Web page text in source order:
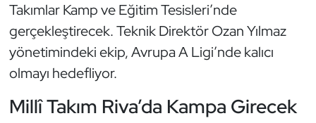
Takımlar Kamp ve Eğitim Tesisleri’nde
gerçekleştirecek. Teknik Direktör Ozan Yılmaz
yönetimindeki ekip, Avrupa A Ligi’nde kalıcı
olmayı hedefliyor.
Millî Takım Riva’da Kampa Girecek
Genel
Golf